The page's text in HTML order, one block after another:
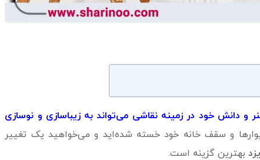
و دانش خود در زمینه نقاشی می‌تواند به زیباسازی و نوسازی
و سقف خانه خود خسته شده‌اید و می‌خواهید یک تغییر
بهترین گزینه است.